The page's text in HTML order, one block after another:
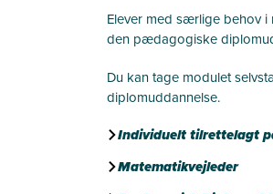
Elever med særlige behov i
den pædagogiske
Du kan tage modulet
diplomuddannelse.
Individuelt tilrettelagt
Matematikvejleder